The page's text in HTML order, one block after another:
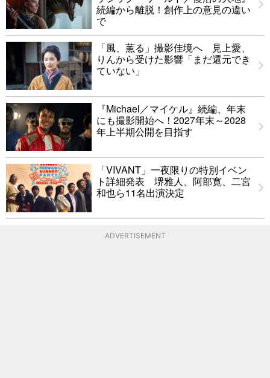
続編から離脱！創作上の意見の違い
で
「風、薫る」撮影佳境へ 見上愛、
りんから受けた影響「まだ還元でき
ていない」
『Michael／マイケル』続編、年末
にも撮影開始へ！2027年末～2028
年上半期公開を目指す
「VIVANT」一夜限りの特別イベン
ト詳細発表 堺雅人、阿部寛、二宮
和也ら11名出演決定
ADVERTISEMENT